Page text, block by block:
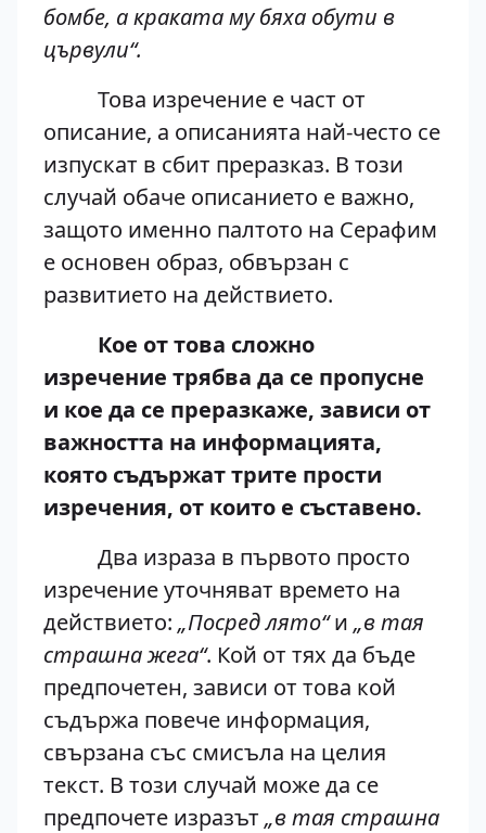
бомбе, а краката му бяха обути в
цървули“.
Това изречение е част от
описание, а описанията най-често се
изпускат в сбит преразказ. В този
случай обаче описанието е важно,
защото именно палтото на Серафим
е основен образ, обвързан с
развитието на действието.
Кое от това сложно
изречение трябва да се пропусне
и кое да се преразкаже, зависи от
важността на информацията,
която съдържат трите прости
изречения, от които е съставено.
Два израза в първото просто
изречение уточняват времето на
действието: „Посред лято“и „в тая
страшна жега“. Кой от тях да бъде
предпочетен, зависи от това кой
съдържа повече информация,
свързана със смисъла на целия
текст. В този случай може да се
предпочете изразът „в тая страшна